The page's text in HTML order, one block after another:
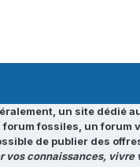
un site dédié
fossiles, un forum
de publier des
vos connaissances, vivre